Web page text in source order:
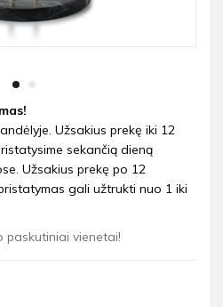
Užsakius prekę iki 12
sekančią dieną
Užsakius prekę po 12
gali užtrukti nuo 1 iki
paskutiniai vienetai!